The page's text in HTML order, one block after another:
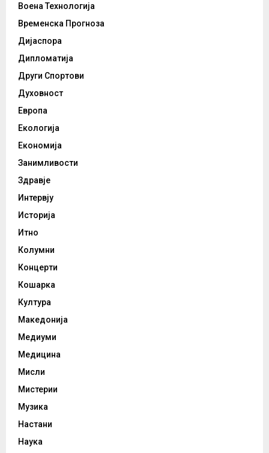
Воена Технологија
Временска Прогноза
Дијаспора
Дипломатија
Други Спортови
Духовност
Европа
Екологија
Економија
Занимливости
Здравје
Интервју
Историја
Итно
Колумни
Концерти
Кошарка
Култура
Македонија
Медиуми
Медицина
Мисли
Мистерии
Музика
Настани
Наука